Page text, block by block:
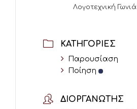
Λογοτεχνική Γωνιά
ΚΑΤΗΓΟΡΊΕΣ
Παρουσίαση
Ποίηση
ΔΙΟΡΓΑΝΩΤΉΣ